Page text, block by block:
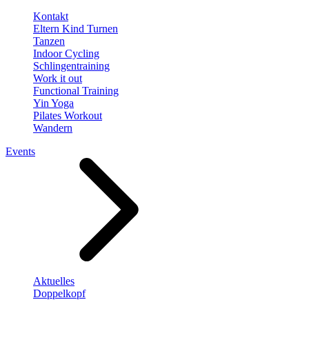
Kontakt
Eltern Kind Turnen
Tanzen
Indoor Cycling
Schlingentraining
Work it out
Functional Training
Yin Yoga
Pilates Workout
Wandern
Events
Aktuelles
Doppelkopf